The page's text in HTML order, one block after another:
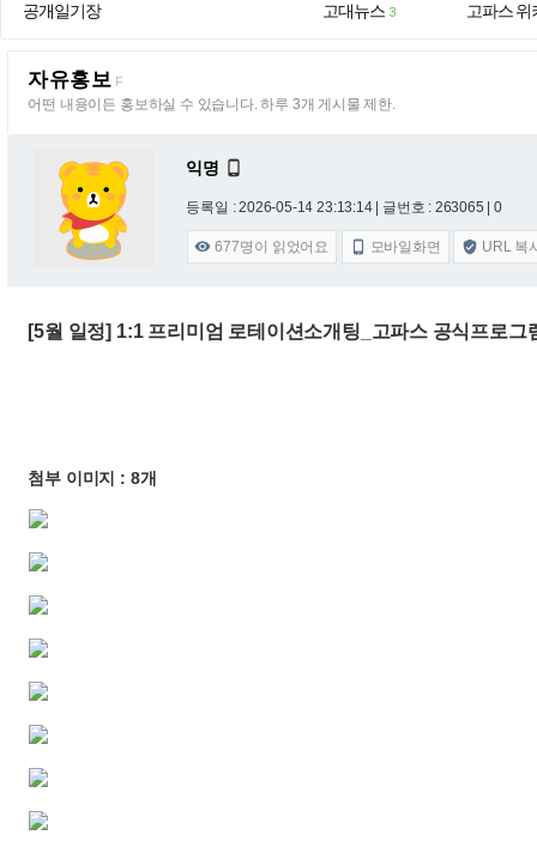
공개일기장 고대뉴스 3
고파스 위
자유홍보 F
어떤 내용이든 홍보하실 수 있습니다. 하루 3개 게시물 제한.
익명 
등록일 : 2026-05-14 23:13:14 | 글번호 : 263065 | 0
 677명이 읽었어요  모바일화면  URL 복
[5월 일정] 1:1 프리미엄 로테이션소개팅_고파스 공식프로그
첨부 이미지 : 8개